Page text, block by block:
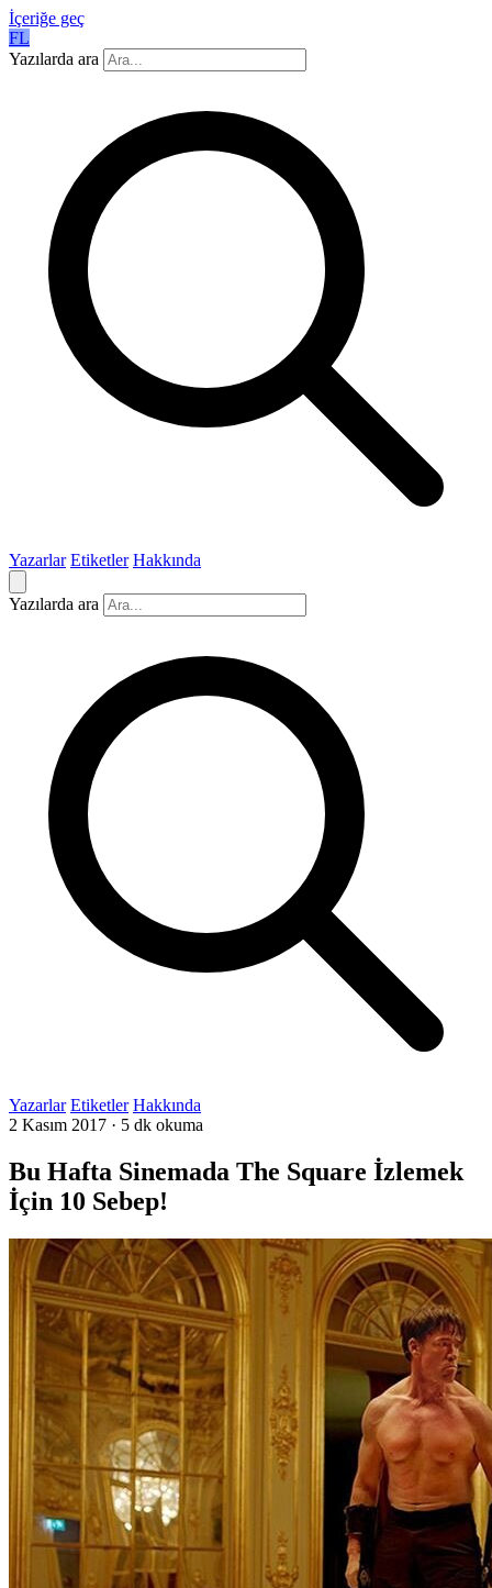
İçeriğe geç
FL
Yazılarda ara
Yazarlar Etiketler Hakkında
Yazılarda ara
Yazarlar Etiketler Hakkında
2 Kasım 2017 · 5 dk okuma
Bu Hafta Sinemada The Square İzlemek
İçin 10 Sebep!